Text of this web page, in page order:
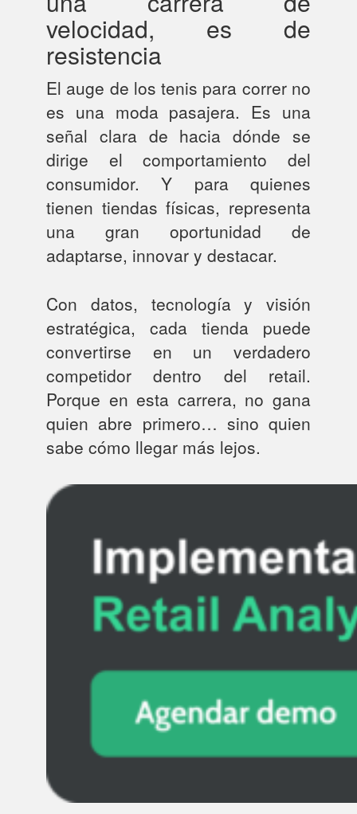
velocidad, es de
resistencia
El auge de los tenis para correr no
es una moda pasajera. Es una
señal clara de hacia dónde se
dirige el comportamiento del
consumidor. Y para quienes
tienen tiendas físicas, representa
una gran oportunidad de
adaptarse, innovar y destacar.
Con datos, tecnología y visión
estratégica, cada tienda puede
convertirse en un verdadero
competidor dentro del retail.
Porque en esta carrera, no gana
quien abre primero… sino quien
sabe cómo llegar más lejos.